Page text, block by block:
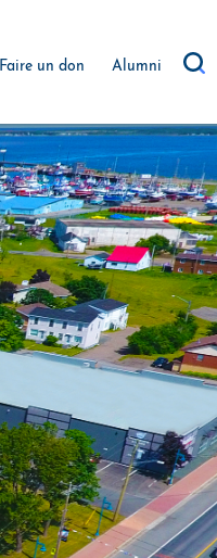
Faire un don Alumni